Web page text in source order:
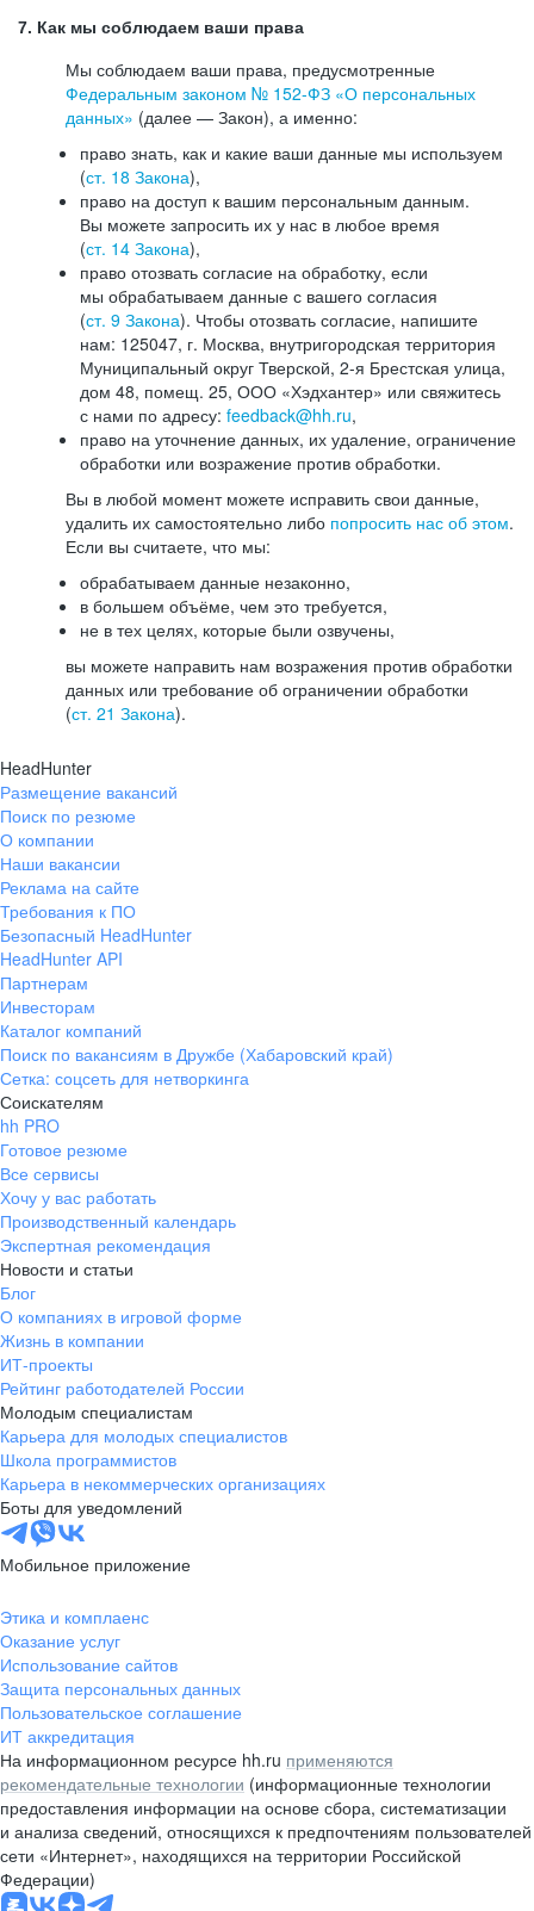
7. Как мы соблюдаем ваши права
Мы соблюдаем ваши права, предусмотренные
Федеральным законом № 152-ФЗ «О персональных
данных» (далее — Закон), а именно:
право знать, как и какие ваши данные мы используем
(ст. 18 Закона),
право на доступ к вашим персональным данным.
Вы можете запросить их у нас в любое время
(ст. 14 Закона),
право отозвать согласие на обработку, если
мы обрабатываем данные с вашего согласия
(ст. 9 Закона). Чтобы отозвать согласие, напишите
нам: 125047, г. Москва, внутригородская территория
Муниципальный округ Тверской, 2-я Брестская улица,
дом 48, помещ. 25, ООО «Хэдхантер» или свяжитесь
с нами по адресу: feedback@hh.ru,
право на уточнение данных, их удаление, ограничение
обработки или возражение против обработки.
Вы в любой момент можете исправить свои данные,
удалить их самостоятельно либо попросить нас об этом.
Если вы считаете, что мы:
обрабатываем данные незаконно,
в большем объёме, чем это требуется,
не в тех целях, которые были озвучены,
вы можете направить нам возражения против обработки
данных или требование об ограничении обработки
(ст. 21 Закона).
HeadHunter
Размещение вакансий
Поиск по резюме
О компании
Наши вакансии
Реклама на сайте
Требования к ПО
Безопасный HeadHunter
HeadHunter API
Партнерам
Инвесторам
Каталог компаний
Поиск по вакансиям в Дружбе (Хабаровский край)
Сетка: соцсеть для нетворкинга
Соискателям
hh PRO
Готовое резюме
Все сервисы
Хочу у вас работать
Производственный календарь
Экспертная рекомендация
Новости и статьи
Блог
О компаниях в игровой форме
Жизнь в компании
ИТ-проекты
Рейтинг работодателей России
Молодым специалистам
Карьера для молодых специалистов
Школа программистов
Карьера в некоммерческих организациях
Боты для уведомлений
Мобильное приложение
Этика и комплаенс
Оказание услуг
Использование сайтов
Защита персональных данных
Пользовательское соглашение
ИТ аккредитация
На информационном ресурсе hh.ru применяются
рекомендательные технологии (информационные технологии
предоставления информации на основе сбора, систематизации
и анализа сведений, относящихся к предпочтениям пользователей
сети «Интернет», находящихся на территории Российской
Федерации)